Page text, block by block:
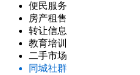
便民服务
房产租售
转让信息
教育培训
二手市场
同城社群